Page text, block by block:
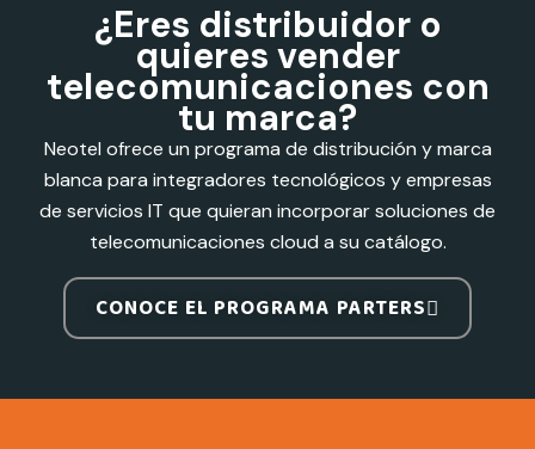
¿Eres distribuidor o
quieres vender
telecomunicaciones con
tu marca?
Neotel ofrece un programa de distribución y marca
blanca para integradores tecnológicos y empresas
de servicios IT que quieran incorporar soluciones de
telecomunicaciones cloud a su catálogo.
CONOCE EL PROGRAMA PARTERS